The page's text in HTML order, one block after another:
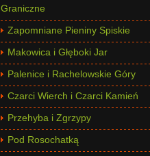
Graniczne
Zapomniane Pieniny Spiskie
Makowica i Głęboki Jar
Palenice i Rachelowskie Góry
Czarci Wierch i Czarci Kamień
Przehyba i Zgrzypy
Pod Rosochatką